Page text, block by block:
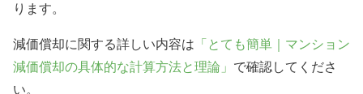
ります。
減価償却に関する詳しい内容は 「とても簡単｜マンション
減価償却の具体的な計算方法と理論」 で確認してくださ
い。